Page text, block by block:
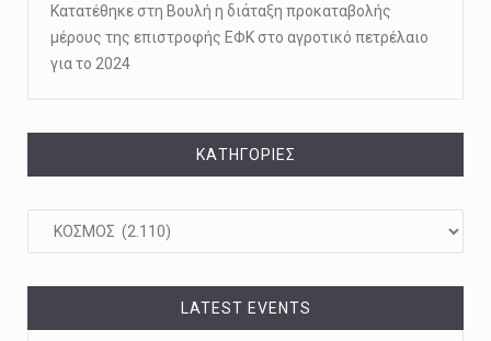
Κατατέθηκε στη Βουλή η διάταξη προκαταβολής
μέρους της επιστροφής ΕΦΚ στο αγροτικό πετρέλαιο
για το 2024
KΑΤΗΓΟΡΊΕΣ
LATEST EVENTS